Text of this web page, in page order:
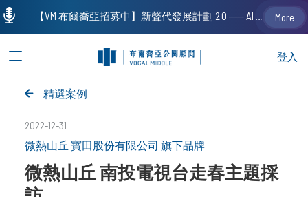
登入
精選案例
2022-12-31
微熱山丘 寶田股份有限公司 旗下品牌
微熱山丘 南投電視台走春主題採
【VM 布爾喬亞招募中】新聲代發展計劃 2.0 ── AI PR 人才加速養成計劃（歡迎「應屆畢業生」、「一年以下相關 / 三年以下非相關經驗工作者」申請加入） More